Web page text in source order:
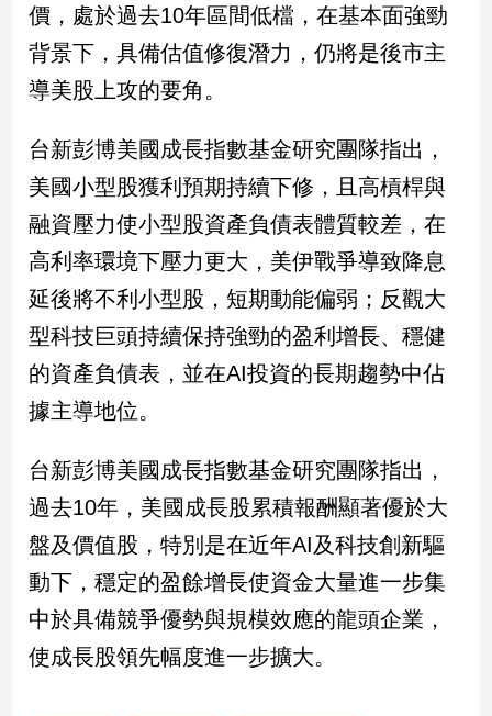
點
南
台
點
娛
樂
娛
樂
星
聞
流
時
尚
追
星
生
活
價，處於過去10年區間低檔，在基本面強勁
背景下，具備估值修復潛力，仍將是後市主
導美股上攻的要角。
台新彭博美國成長指數基金研究團隊指出，
美國小型股獲利預期持續下修，且高槓桿與
融資壓力使小型股資產負債表體質較差，在
高利率環境下壓力更大，美伊戰爭導致降息
延後將不利小型股，短期動能偏弱；反觀大
型科技巨頭持續保持強勁的盈利增長、穩健
的資產負債表，並在AI投資的長期趨勢中佔
據主導地位。
台新彭博美國成長指數基金研究團隊指出，
過去10年，美國成長股累積報酬顯著優於大
盤及價值股，特別是在近年AI及科技創新驅
動下，穩定的盈餘增長使資金大量進一步集
中於具備競爭優勢與規模效應的龍頭企業，
使成長股領先幅度進一步擴大。